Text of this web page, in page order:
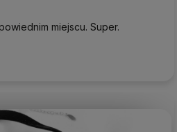
miejscu. Super.